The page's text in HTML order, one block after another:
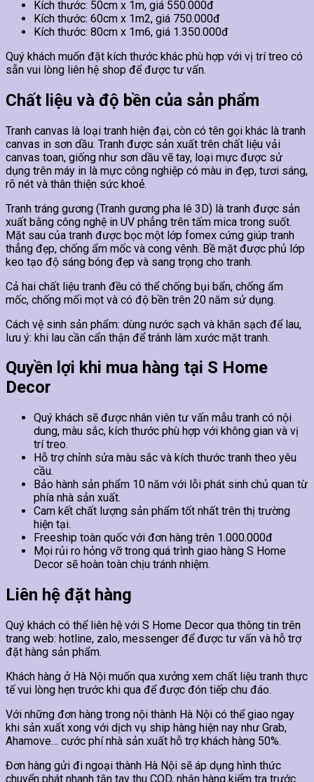
Kích thước: 50cm x 1m, giá 550.000đ
Kích thước: 60cm x 1m2, giá 750.000đ
Kích thước: 80cm x 1m6, giá 1.350.000đ
Quý khách muốn đặt kích thước khác phù hợp với vị trí treo có
sẵn vui lòng liên hệ shop để được tư vấn.
Chất liệu và độ bền của sản phẩm
Tranh canvas là loại tranh hiện đại, còn có tên gọi khác là tranh
canvas in sơn dầu. Tranh được sản xuất trên chất liệu vải
canvas toan, giống như sơn dầu vẽ tay, loại mực được sử
dụng trên máy in là mực công nghiệp có màu in đẹp, tươi sáng,
rõ nét và thân thiện sức khoẻ.
Tranh tráng gương (Tranh gương pha lê 3D) là tranh được sản
xuất bằng công nghệ in UV phẳng trên tấm mica trong suốt.
Mặt sau của tranh được bọc một lớp fomex cứng giúp tranh
thẳng đẹp, chống ẩm mốc và cong vênh. Bề mặt được phủ lớp
keo tạo độ sáng bóng đẹp và sang trọng cho tranh.
Cả hai chất liệu tranh đều có thể chống bụi bẩn, chống ẩm
mốc, chống mối mọt và có độ bền trên 20 năm sử dụng.
Cách vệ sinh sản phẩm: dùng nước sạch và khăn sạch để lau,
lưu ý: khi lau cần cẩn thận để tránh làm xước mặt tranh.
Quyền lợi khi mua hàng tại S Home
Decor
Quý khách sẽ được nhân viên tư vấn mẫu tranh có nội
dung, màu sắc, kích thước phù hợp với không gian và vị
trí treo.
Hỗ trợ chỉnh sửa màu sắc và kích thước tranh theo yêu
cầu.
Bảo hành sản phẩm 10 năm với lỗi phát sinh chủ quan từ
phía nhà sản xuất.
Cam kết chất lượng sản phẩm tốt nhất trên thị trường
hiện tại.
Freeship toàn quốc với đơn hàng trên 1.000.000đ
Mọi rủi ro hỏng vỡ trong quá trình giao hàng S Home
Decor sẽ hoàn toàn chịu tránh nhiệm.
Liên hệ đặt hàng
Quý khách có thể liên hệ với S Home Decor qua thông tin trên
trang web: hotline, zalo, messenger để được tư vấn và hỗ trợ
đặt hàng sản phẩm.
Khách hàng ở Hà Nội muốn qua xưởng xem chất liệu tranh thực
tế vui lòng hẹn trước khi qua để được đón tiếp chu đáo.
Với những đơn hàng trong nội thành Hà Nội có thể giao ngay
khi sản xuất xong với dịch vụ ship hàng hiện nay như Grab,
Ahamove… cước phí nhà sản xuất hỗ trợ khách hàng 50%.
Đơn hàng gửi đi ngoại thành Hà Nội sẽ áp dụng hình thức
chuyển phát nhanh tận tay thu COD, nhận hàng kiểm tra trước